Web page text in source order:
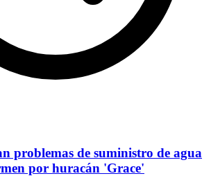
problemas de suministro de agua
por huracán 'Grace'